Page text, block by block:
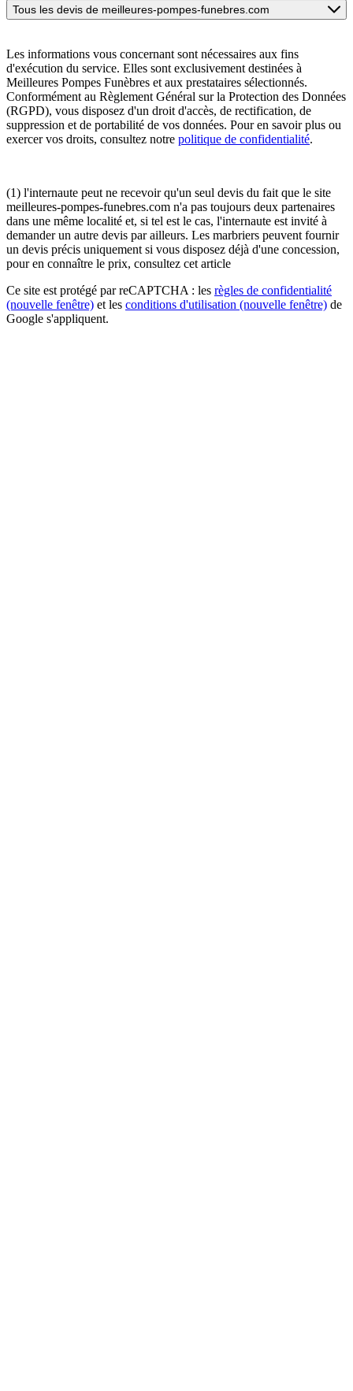
Tous les devis de meilleures-pompes-funebres.com
Les informations vous concernant sont nécessaires aux fins
d'exécution du service. Elles sont exclusivement destinées à
Meilleures Pompes Funèbres et aux prestataires sélectionnés.
Conformément au Règlement Général sur la Protection des Données
(RGPD), vous disposez d'un droit d'accès, de rectification, de
suppression et de portabilité de vos données. Pour en savoir plus ou
exercer vos droits, consultez notre politique de confidentialité.
(1) l'internaute peut ne recevoir qu'un seul devis du fait que le site
meilleures-pompes-funebres.com n'a pas toujours deux partenaires
dans une même localité et, si tel est le cas, l'internaute est invité à
demander un autre devis par ailleurs. Les marbriers peuvent fournir
un devis précis uniquement si vous disposez déjà d'une concession,
pour en connaître le prix, consultez cet article
Ce site est protégé par reCAPTCHA : les règles de confidentialité
(nouvelle fenêtre) et les conditions d'utilisation (nouvelle fenêtre) de
Google s'appliquent.